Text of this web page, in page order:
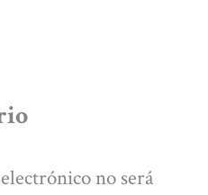
no será